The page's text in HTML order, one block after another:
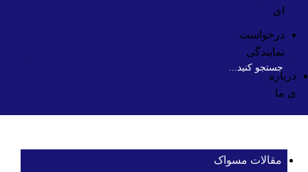
ای
درخواست
نمایندگی
درباره
ی ما
مقالات مسواک